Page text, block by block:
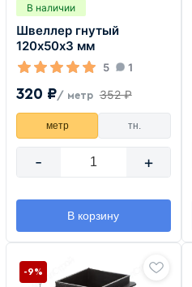
В наличии
Швеллер гнутый
120х50х3 мм
5 1
320 ₽/ метр 352 ₽
метр тн.
- +
В корзину
-9%